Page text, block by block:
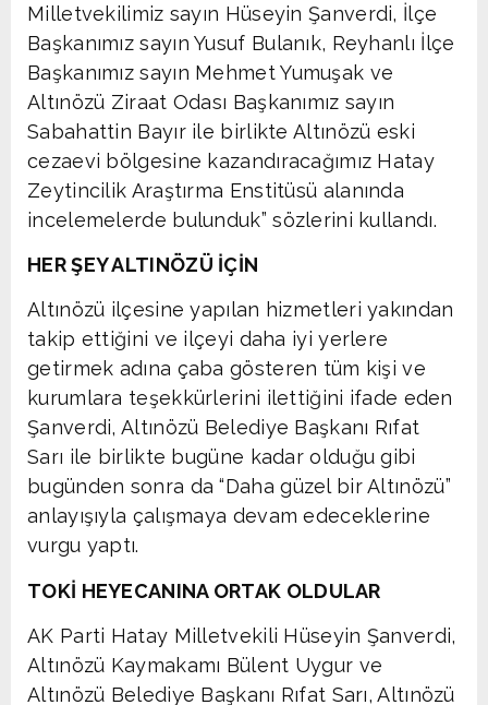
Milletvekilimiz sayın Hüseyin Şanverdi, İlçe
Başkanımız sayın Yusuf Bulanık, Reyhanlı İlçe
Başkanımız sayın Mehmet Yumuşak ve
Altınözü Ziraat Odası Başkanımız sayın
Sabahattin Bayır ile birlikte Altınözü eski
cezaevi bölgesine kazandıracağımız Hatay
Zeytincilik Araştırma Enstitüsü alanında
incelemelerde bulunduk” sözlerini kullandı.
HER ŞEY ALTINÖZÜ İÇİN
Altınözü ilçesine yapılan hizmetleri yakından
takip ettiğini ve ilçeyi daha iyi yerlere
getirmek adına çaba gösteren tüm kişi ve
kurumlara teşekkürlerini ilettiğini ifade eden
Şanverdi, Altınözü Belediye Başkanı Rıfat
Sarı ile birlikte bugüne kadar olduğu gibi
bugünden sonra da “Daha güzel bir Altınözü”
anlayışıyla çalışmaya devam edeceklerine
vurgu yaptı.
TOKİ HEYECANINA ORTAK OLDULAR
AK Parti Hatay Milletvekili Hüseyin Şanverdi,
Altınözü Kaymakamı Bülent Uygur ve
Altınözü Belediye Başkanı Rıfat Sarı, Altınözü